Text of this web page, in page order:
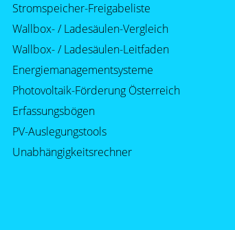
Stromspeicher-Freigabeliste
Wallbox- / Ladesäulen-Vergleich
Wallbox- / Ladesäulen-Leitfaden
Energiemanagementsysteme
Photovoltaik-Förderung Österreich
Erfassungsbögen
PV-Auslegungstools
Unabhängigkeitsrechner